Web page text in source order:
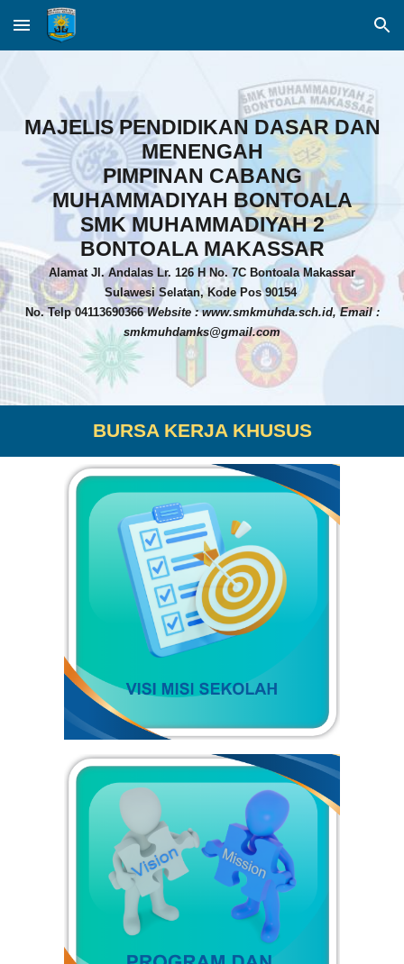
Skip to main content Skip to navigation
MAJELIS PENDIDIKAN DASAR DAN
MENENGAH
PIMPINAN CABANG
MUHAMMADIYAH BONTOALA
SMK MUHAMMADIYAH 2
BONTOALA MAKASSAR
Alamat Jl. Andalas Lr. 126 H No. 7C Bontoala Makassar
Sulawesi Selatan, Kode Pos 90154
No. Telp 04113690366Website : www.smkmuhda.sch.id, Email :
smkmuhdamks@gmail.com
BURSA KERJA KHUSUS